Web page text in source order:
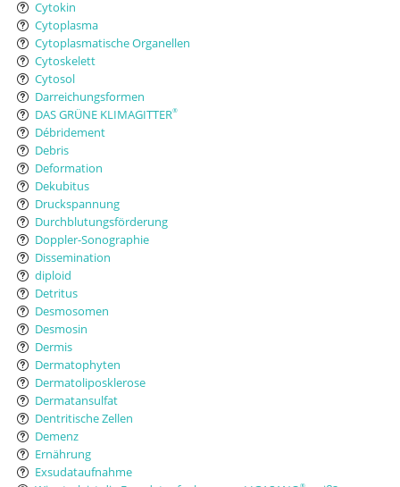
Cytokin
Cytoplasma
Cytoplasmatische Organellen
Cytoskelett
Cytosol
Darreichungsformen
DAS GRÜNE KLIMAGITTER®
Débridement
Debris
Deformation
Dekubitus
Druckspannung
Durchblutungsförderung
Doppler-Sonographie
Dissemination
diploid
Detritus
Desmosomen
Desmosin
Dermis
Dermatophyten
Dermatoliposklerose
Dermatansulfat
Dentritische Zellen
Demenz
Ernährung
Exsudataufnahme
®